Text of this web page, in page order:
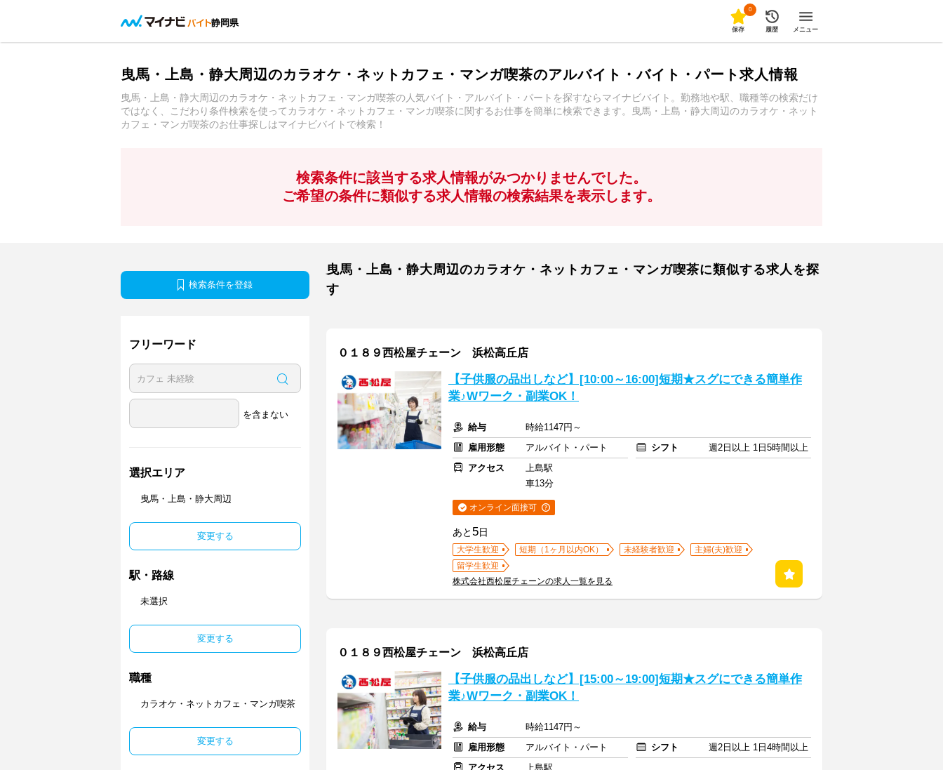
静岡県
0
保存 履歴 メニュー
曳馬・上島・静大周辺のカラオケ・ネットカフェ・マンガ喫茶のアルバイト・バイト・パート求人情報
曳馬・上島・静大周辺のカラオケ・ネットカフェ・マンガ喫茶の人気バイト・アルバイト・パートを探すならマイナビバイト。勤務地や駅、職種等の検索だけ
ではなく、こだわり条件検索を使ってカラオケ・ネットカフェ・マンガ喫茶に関するお仕事を簡単に検索できます。曳馬・上島・静大周辺のカラオケ・ネット
カフェ・マンガ喫茶のお仕事探しはマイナビバイトで検索！
検索条件に該当する求人情報がみつかりませんでした。
ご希望の条件に類似する求人情報の検索結果を表示します。
検索条件を登録
フリーワード
を含まない
選択エリア
曳馬・上島・静大周辺
変更する
駅・路線
未選択
変更する
職種
カラオケ・ネットカフェ・マンガ喫茶
変更する
曳馬・上島・静大周辺のカラオケ・ネットカフェ・マンガ喫茶に類似する求人を探
す
０１８９西松屋チェーン 浜松高丘店
【子供服の品出しなど】[10:00～16:00]短期★スグにできる簡単作
業♪Wワーク・副業OK！
給与
時給1147円～
雇用形態
アルバイト・パート シフト
週2日以上 1日5時間以上
アクセス
上島駅
車13分
オンライン面接可
あと 5日
大学生歓迎 短期（1ヶ月以内OK） 未経験者歓迎
主婦(夫)歓迎
留学生歓迎
株式会社西松屋チェーンの求人一覧を見る
０１８９西松屋チェーン 浜松高丘店
【子供服の品出しなど】[15:00～19:00]短期★スグにできる簡単作
業♪Wワーク・副業OK！
給与
時給1147円～
雇用形態
アルバイト・パート シフト
週2日以上 1日4時間以上
アクセス
上島駅